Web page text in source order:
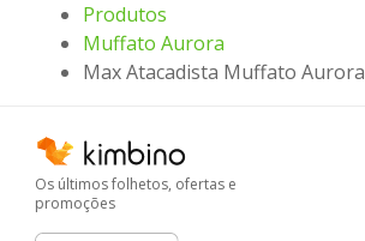
Produtos
Muffato Aurora
Max Atacadista Muffato Aurora
Os últimos folhetos, ofertas e
promoções